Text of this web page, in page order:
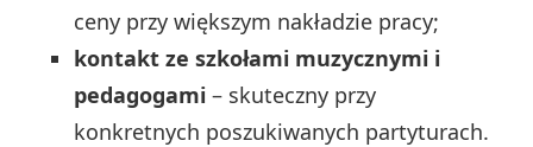
ceny przy większym nakładzie pracy;
kontakt ze szkołami muzycznymi i
pedagogami – skuteczny przy
konkretnych poszukiwanych partyturach.